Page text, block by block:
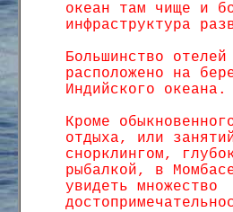
океан там чище и
инфраструктура
Большинство отелей
расположено на
Индийского океана.
Кроме
отдыха, или
снорклингом,
рыбалкой, в
увидеть множество